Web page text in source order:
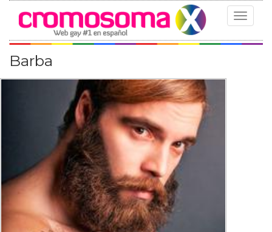
Toggle
Barba